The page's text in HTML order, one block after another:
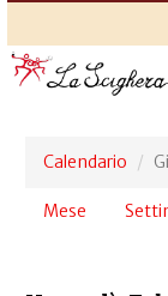
Calendario
Schede
Mese